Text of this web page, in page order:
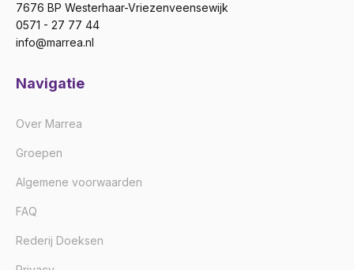
7676 BP Westerhaar-Vriezenveensewijk
0571 - 27 77 44
info@marrea.nl
Navigatie
Over Marrea
Groepen
Algemene voorwaarden
FAQ
Rederij Doeksen